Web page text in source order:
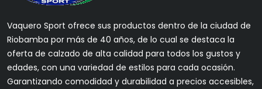
Vaquero Sport ofrece sus productos dentro de la ciudad de
Riobamba por más de 40 años, de lo cual se destaca la
oferta de calzado de alta calidad para todos los gustos y
edades, con una variedad de estilos para cada ocasión.
Garantizando comodidad y durabilidad a precios accesibles,